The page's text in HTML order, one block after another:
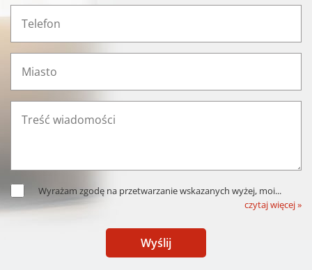
Wyrażam zgodę na przetwarzanie wskazanych wyżej, moi...
czytaj więcej »
Wyślij